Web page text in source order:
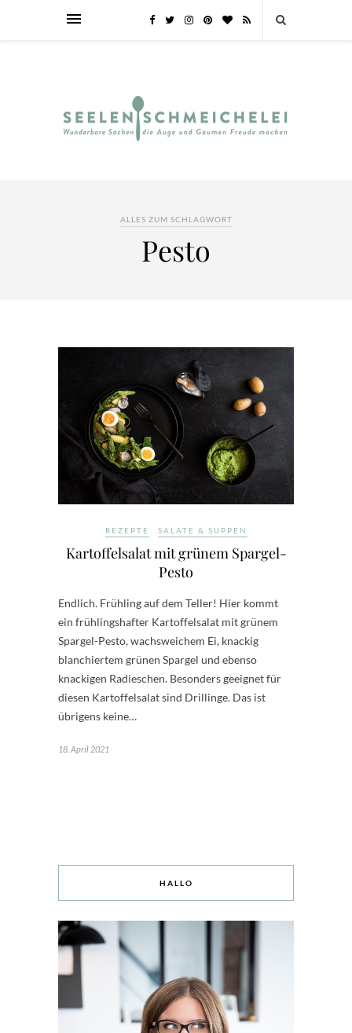
ALLES ZUM SCHLAGWORT
Pesto
REZEPTE SALATE & SUPPEN
Kartoffelsalat mit grünem Spargel-
Pesto
Endlich. Frühling auf dem Teller! Hier kommt
ein frühlingshafter Kartoffelsalat mit grünem
Spargel-Pesto, wachsweichem Ei, knackig
blanchiertem grünen Spargel und ebenso
knackigen Radieschen. Besonders geeignet für
diesen Kartoffelsalat sind Drillinge. Das ist
übrigens keine…
18. April 2021
HALLO